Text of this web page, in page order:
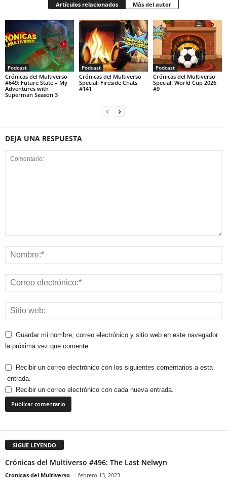
Artículos relacionados Más del autor
Podcast
Crónicas del Multiverso
#649: Future State – My
Adventures with
Superman Season 3
Podcast
Crónicas del Multiverso
Special: Fireside Chats
#141
Podcast
Crónicas del Multiverso
Special: World Cup 2026
#9
DEJA UNA RESPUESTA
Guardar mi nombre, correo electrónico y sitio web en este navegador
la próxima vez que comente.
Recibir un correo electrónico con los siguientes comentarios a esta
entrada.
Recibir un correo electrónico con cada nueva entrada.
SIGUE LEYENDO
Crónicas del Multiverso #496: The Last Nelwyn
Cronicas del Multiverso - febrero 13, 2023